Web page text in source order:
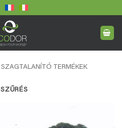
SZAGTALANÍTÓ TERMÉKEK
SZŰRÉS